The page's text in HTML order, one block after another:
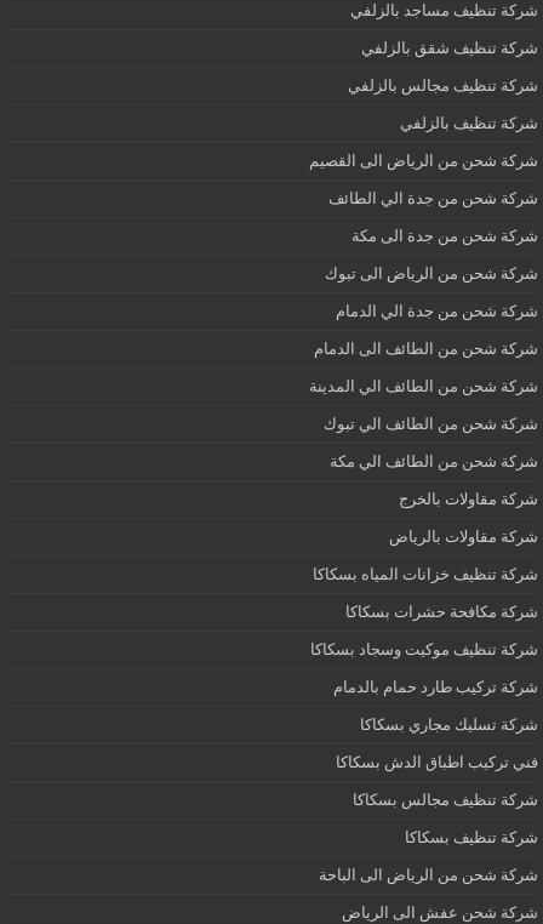
شركة تنظيف مساجد بالزلفي
شركة تنظيف شقق بالزلفي
شركة تنظيف مجالس بالزلفي
شركة تنظيف بالزلفي
شركة شحن من الرياض الى القصيم
شركة شحن من جدة الي الطائف
شركة شحن من جدة الى مكة
شركة شحن من الرياض الى تبوك
شركة شحن من جدة الي الدمام
شركة شحن من الطائف الى الدمام
شركة شحن من الطائف الي المدينة
شركة شحن من الطائف الي تبوك
شركة شحن من الطائف الي مكة
شركة مقاولات بالخرج
شركة مقاولات بالرياض
شركة تنظيف خزانات المياه بسكاكا
شركة مكافحة حشرات بسكاكا
شركة تنظيف موكيت وسجاد بسكاكا
شركة تركيب طارد حمام بالدمام
شركة تسليك مجاري بسكاكا
فني تركيب اطباق الدش بسكاكا
شركة تنظيف مجالس بسكاكا
شركة تنظيف بسكاكا
شركة شحن من الرياض الى الباحة
شركة شحن عفش الى الرياض